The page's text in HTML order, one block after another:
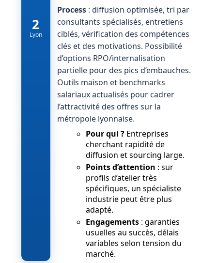
2
Lyon
Process: diffusion optimisée, tri par
consultants spécialisés, entretiens
ciblés, vérification des compétences
clés et des motivations. Possibilité
d’options RPO/internalisation
partielle pour des pics d’embauches.
Outils maison et benchmarks
salariaux actualisés pour cadrer
l’attractivité des offres sur la
métropole lyonnaise.
Pour qui ? Entreprises
cherchant rapidité de
diffusion et sourcing large.
Points d’attention : sur
profils d’atelier très
spécifiques, un spécialiste
industrie peut être plus
adapté.
Engagements : garanties
usuelles au succès, délais
variables selon tension du
marché.